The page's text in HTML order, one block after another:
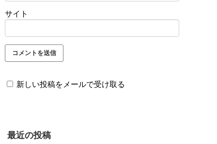
サイト
新しい投稿をメールで受け取る
最近の投稿